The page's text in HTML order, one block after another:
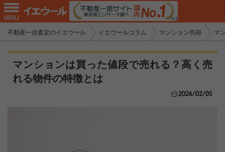
不動産一括査定のイエウール イエウールコラム マンション売却 マ
マンションは買った値段で売れる？高く売
れる物件の特徴とは
2026/02/05